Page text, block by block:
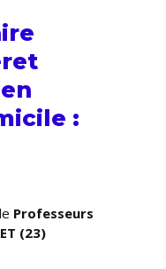
:
Professeurs
(23)